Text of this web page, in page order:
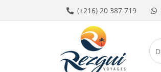
(+216) 20 387 719